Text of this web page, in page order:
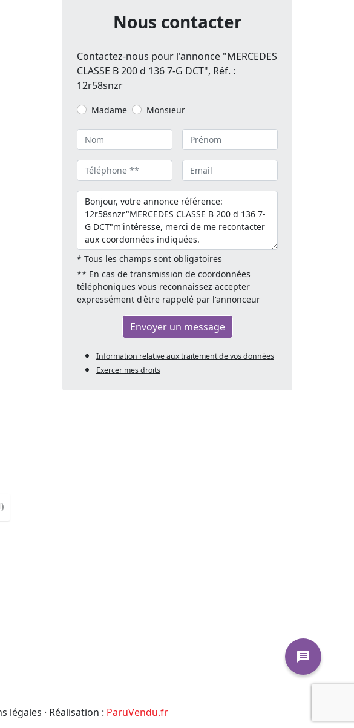
Nous contacter
Contactez-nous pour l'annonce "MERCEDES
CLASSE B 200 d 136 7-G DCT", Réf. :
12r58snzr
Madame Monsieur
* Tous les champs sont obligatoires
** En cas de transmission de coordonnées
téléphoniques vous reconnaissez accepter
expressément d'être rappelé par l'annonceur
Envoyer un message
Information relative aux traitement de vos données
Exercer mes droits
légales · Réalisation : ParuVendu.fr
message